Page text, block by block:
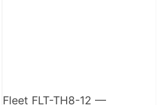
Fleet FLT-TH8-12 —